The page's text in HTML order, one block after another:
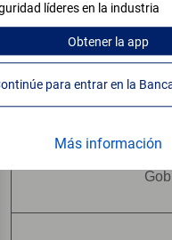
líderes en la industria
Obtenerla app
Más información
No
No Están